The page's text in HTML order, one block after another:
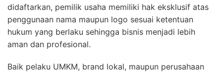
didaftarkan, pemilik usaha memiliki hak eksklusif atas
penggunaan nama maupun logo sesuai ketentuan
hukum yang berlaku sehingga bisnis menjadi lebih
aman dan profesional.
Baik pelaku UMKM, brand lokal, maupun perusahaan